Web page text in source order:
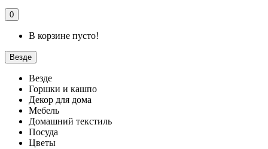
0
В корзине пусто!
Везде
Везде
Горшки и кашпо
Декор для дома
Мебель
Домашний текстиль
Посуда
Цветы